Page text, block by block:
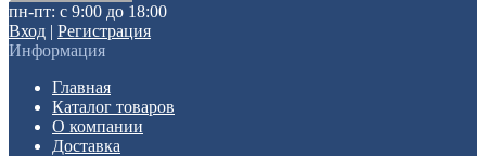
пн-пт: с 9:00 до 18:00
Вход | Регистрация
Информация
Главная
Каталог товаров
О компании
Доставка